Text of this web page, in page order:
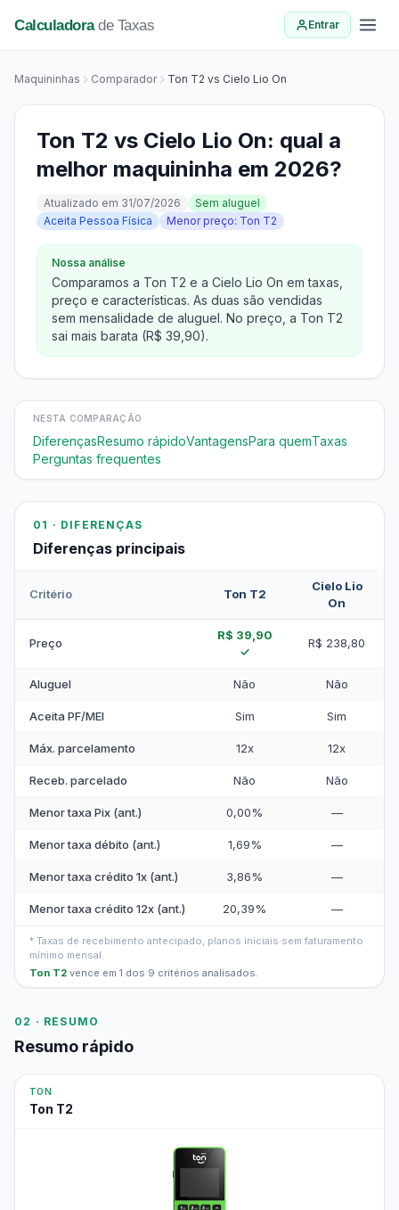
Calculadorade Taxas Entrar
Maquininhas Comparador Ton T2 vs Cielo Lio On
Ton T2 vs Cielo Lio On: qual a
melhor maquininha em 2026?
Atualizado em 31/07/2026
Sem aluguel
Aceita Pessoa Física
Menor preço: Ton T2
Nossa análise
Comparamos a Ton T2 e a Cielo Lio On em taxas,
preço e características. As duas são vendidas
sem mensalidade de aluguel. No preço, a Ton T2
sai mais barata (R$ 39,90).
NESTA COMPARAÇÃO
DiferençasResumo rápidoVantagensPara quemTaxas
Perguntas frequentes
01 · DIFERENÇAS
Diferenças principais
Critério Ton T2
Cielo Lio
On
Preço
R$ 39,90
✓
R$ 238,80
Aluguel Não Não
Aceita PF/MEI Sim Sim
Máx. parcelamento 12x 12x
Receb. parcelado Não Não
Menor taxa Pix (ant.) 0,00% —
Menor taxa débito (ant.) 1,69% —
Menor taxa crédito 1x (ant.) 3,86% —
Menor taxa crédito 12x (ant.) 20,39% —
* Taxas de recebimento antecipado, planos iniciais sem faturamento
mínimo mensal.
Ton T2 vence em 1 dos 9 critérios analisados.
02 · RESUMO
Resumo rápido
TON
Ton T2